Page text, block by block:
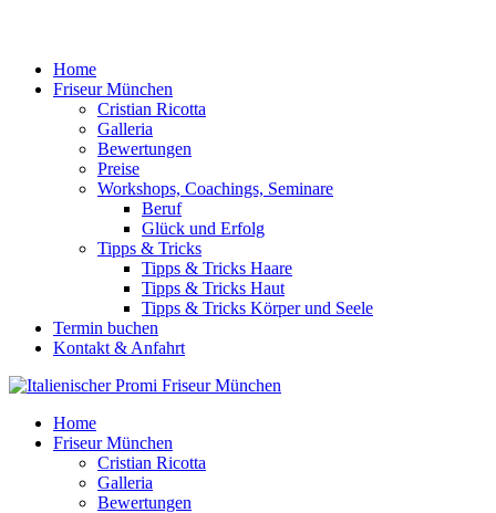
Home
Friseur München
Cristian Ricotta
Galleria
Bewertungen
Preise
Workshops, Coachings, Seminare
Beruf
Glück und Erfolg
Tipps & Tricks
Tipps & Tricks Haare
Tipps & Tricks Haut
Tipps & Tricks Körper und Seele
Termin buchen
Kontakt & Anfahrt
Home
Friseur München
Cristian Ricotta
Galleria
Bewertungen